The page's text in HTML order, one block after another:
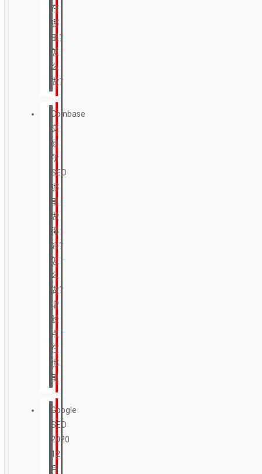
在
哪
里？
怎
么
做？
Coinbase
交
易
所
SEO
哪
里
做
得
好？
怎
么
做？
增
长
点
在
哪
里
Google
SEO
2020
12
月